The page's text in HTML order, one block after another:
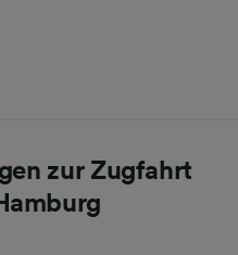
zur Zugfahrt